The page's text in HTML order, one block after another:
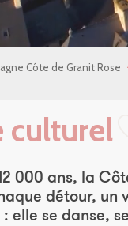
Côte de Granit Rose
culturel
000 ans, la
détour, un
elle se danse,